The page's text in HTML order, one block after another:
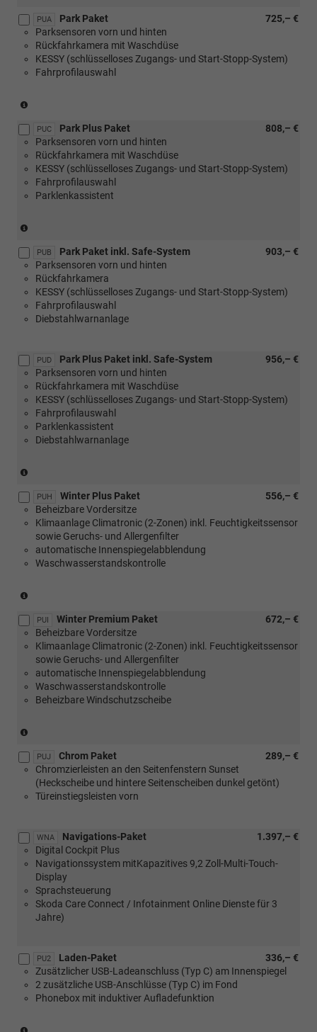
Verbindung
mit
[WQ3]
Design
Selection
Design
Selection
Dynamic)
PUA 725,– €
Park Paket
Parksensoren vorn und hinten
Rückfahrkamera mit Waschdüse
KESSY (schlüsselloses Zugangs- und Start-Stopp-System)
Fahrprofilauswahl
Verbindung
mit
1.0
MPI
59
kW)
PUC 808,– €
Park Plus Paket
Parksensoren vorn und hinten
Rückfahrkamera mit Waschdüse
KESSY (schlüsselloses Zugangs- und Start-Stopp-System)
Fahrprofilauswahl
Parklenkassistent
Verbindung
mit
1.0
MPI
59
kW)
PUB 903,– €
Park Paket inkl. Safe-System
Parksensoren vorn und hinten
Rückfahrkamera
KESSY (schlüsselloses Zugangs- und Start-Stopp-System)
Fahrprofilauswahl
Diebstahlwarnanlage
PUD 956,– €
Park Plus Paket inkl. Safe-System
Parksensoren vorn und hinten
Rückfahrkamera mit Waschdüse
KESSY (schlüsselloses Zugangs- und Start-Stopp-System)
Fahrprofilauswahl
Parklenkassistent
Diebstahlwarnanlage
Verbindung
mit
1.0
MPI
59
kW)
PUH 556,– €
Winter Plus Paket
Beheizbare Vordersitze
Klimaanlage Climatronic (2-Zonen) inkl. Feuchtigkeitssensor
sowie Geruchs- und Allergenfilter
automatische Innenspiegelabblendung
Waschwasserstandskontrolle
[PLD]
oder
[PLE]
oder
[PLH]
oder
[PLI]
PUI 672,– €
Winter Premium Paket
Beheizbare Vordersitze
Klimaanlage Climatronic (2-Zonen) inkl. Feuchtigkeitssensor
sowie Geruchs- und Allergenfilter
automatische Innenspiegelabblendung
Waschwasserstandskontrolle
Beheizbare Windschutzscheibe
[PLD]
oder
[PLE]
oder
[PLI]
Multifunktionslenkräder,
beheizbar)
PUJ 289,– €
Chrom Paket
Chromzierleisten an den Seitenfenstern Sunset
(Heckscheibe und hintere Seitenscheiben dunkel getönt)
Türeinstiegsleisten vorn
WNA 1.397,– €
Navigations-Paket
Digital Cockpit Plus
Navigationssystem mitKapazitives 9,2 Zoll-Multi-Touch-
Display
Sprachsteuerung
Skoda Care Connect / Infotainment Online Dienste für 3
Jahre)
PU2 336,– €
Laden-Paket
Zusätzlicher USB-Ladeanschluss (Typ C) am Innenspiegel
2 zusätzliche USB-Anschlüsse (Typ C) im Fond
Phonebox mit induktiver Aufladefunktion